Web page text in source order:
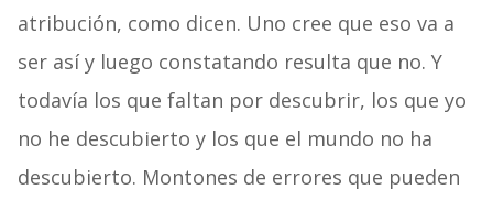
atribución, como dicen. Uno cree que eso va a
ser así y luego constatando resulta que no. Y
todavía los que faltan por descubrir, los que yo
no he descubierto y los que el mundo no ha
descubierto. Montones de errores que pueden